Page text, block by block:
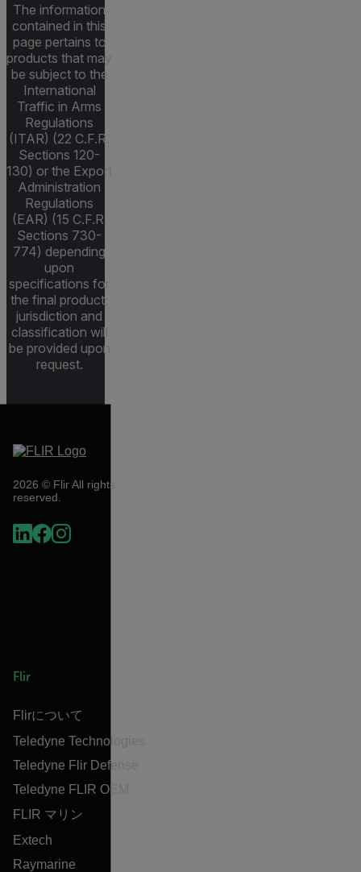
The information
contained in this
page pertains to
products that may
be subject to the
International
Traffic in Arms
Regulations
(ITAR) (22 C.F.R.
Sections 120-
130) or the Export
Administration
Regulations
(EAR) (15 C.F.R.
Sections 730-
774) depending
upon
specifications for
the final product;
jurisdiction and
classification will
be provided upon
request.
2026 © Flir All rights
reserved.
Flir
Flirについて
Teledyne Technologies
Teledyne Flir Defense
Teledyne FLIR OEM
FLIR マリン
Extech
Raymarine